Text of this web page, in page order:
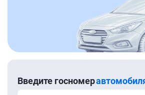
Введите госномер